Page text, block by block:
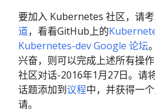
要加入 Kubernetes 社区，请
道，看看GitHub上的
Kubernetes-dev Google 论坛
兴奋，则可以完成上述所有操
社区对话-2016年1月27日。请
话题添加到议程中，并获得一
请。